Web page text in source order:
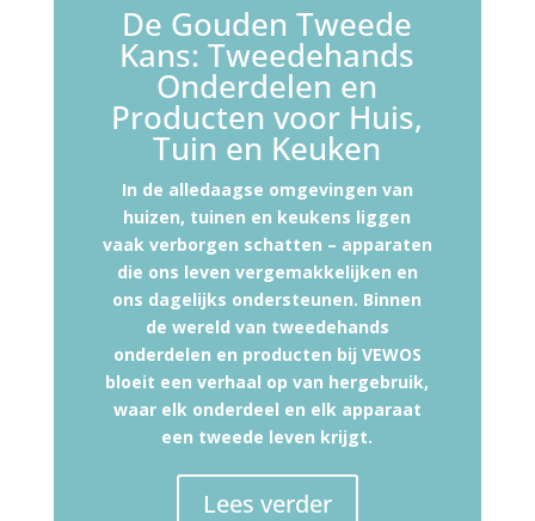
De Gouden Tweede
Kans: Tweedehands
Onderdelen en
Producten voor Huis,
Tuin en Keuken
In de alledaagse omgevingen van
huizen, tuinen en keukens liggen
vaak verborgen schatten – apparaten
die ons leven vergemakkelijken en
ons dagelijks ondersteunen. Binnen
de wereld van tweedehands
onderdelen en producten bij VEWOS
bloeit een verhaal op van hergebruik,
waar elk onderdeel en elk apparaat
een tweede leven krijgt.
Lees verder